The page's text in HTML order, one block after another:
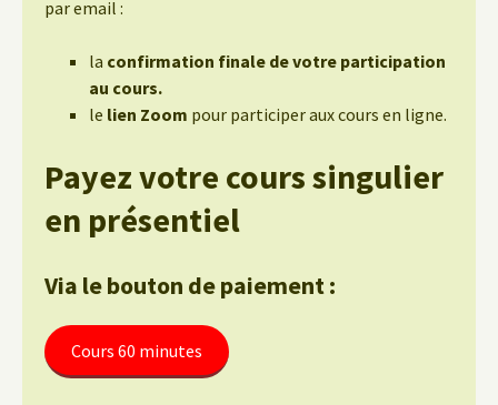
par email :
la confirmation finale de votre participation
au cours.
le lien Zoom pour participer aux cours en ligne.
Payez votre cours singulier
en présentiel
Via le bouton de paiement :
Cours 60 minutes